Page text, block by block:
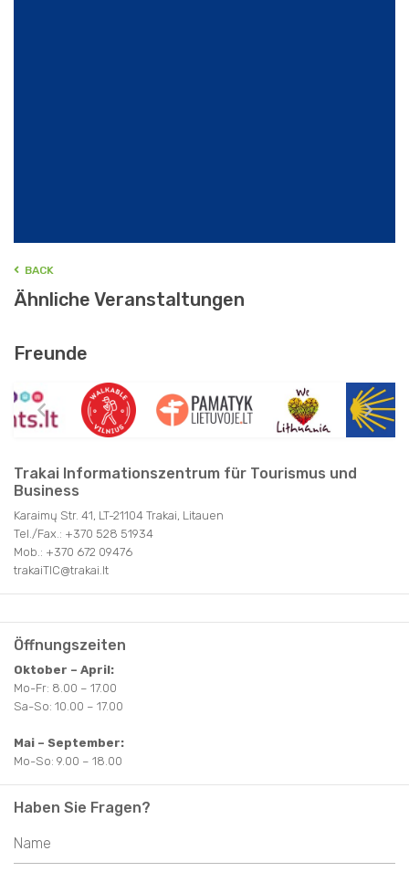
BACK
Ähnliche Veranstaltungen
Freunde
Trakai Informationszentrum für Tourismus und
Business
Karaimų Str. 41, LT-21104 Trakai, Litauen
Tel./Fax.: +370 528 51934
Mob.: +370 672 09476
trakaiTIC@trakai.lt
Öffnungszeiten
Oktober – April:
Mo-Fr: 8.00 – 17.00
Sa-So: 10.00 – 17.00
Mai – September:
Mo-So: 9.00 – 18.00
Haben Sie Fragen?